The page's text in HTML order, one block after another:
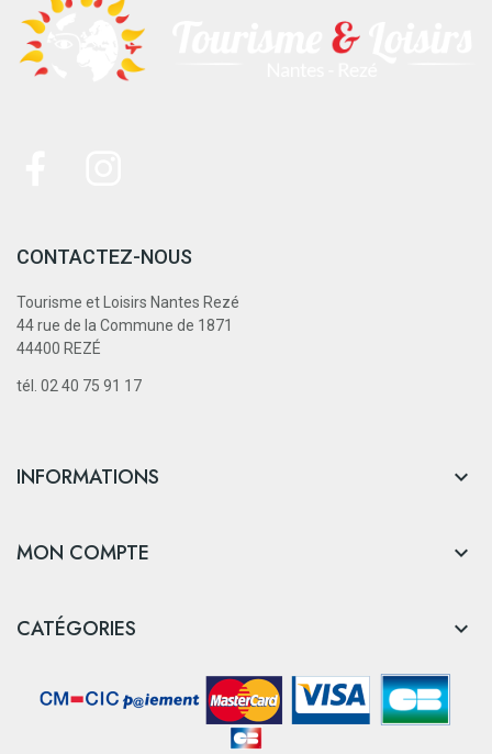
CONTACTEZ-NOUS
Tourisme et Loisirs Nantes Rezé
44 rue de la Commune de 1871
44400 REZÉ
tél. 02 40 75 91 17
INFORMATIONS 
MON COMPTE 
CATÉGORIES 